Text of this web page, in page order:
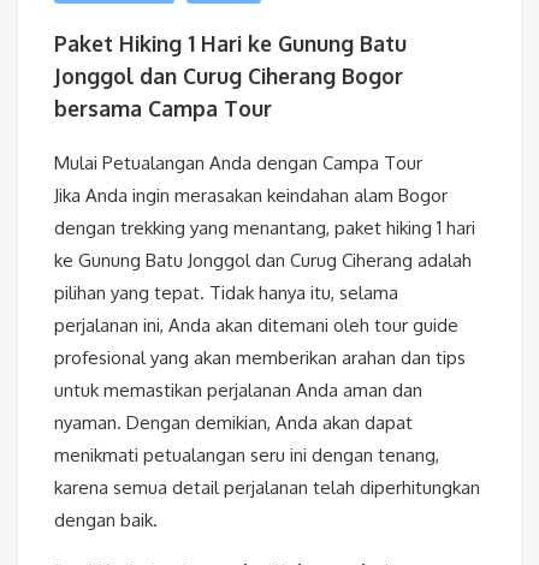
Paket Hiking 1 Hari ke Gunung Batu
Jonggol dan Curug Ciherang Bogor
bersama Campa Tour
Mulai Petualangan Anda dengan Campa Tour
Jika Anda ingin merasakan keindahan alam Bogor
dengan trekking yang menantang, paket hiking 1 hari
ke Gunung Batu Jonggol dan Curug Ciherang adalah
pilihan yang tepat. Tidak hanya itu, selama
perjalanan ini, Anda akan ditemani oleh tour guide
profesional yang akan memberikan arahan dan tips
untuk memastikan perjalanan Anda aman dan
nyaman. Dengan demikian, Anda akan dapat
menikmati petualangan seru ini dengan tenang,
karena semua detail perjalanan telah diperhitungkan
dengan baik.